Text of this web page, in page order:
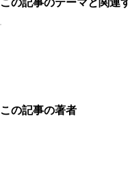
この記事のテーマと関連
この記事の著者